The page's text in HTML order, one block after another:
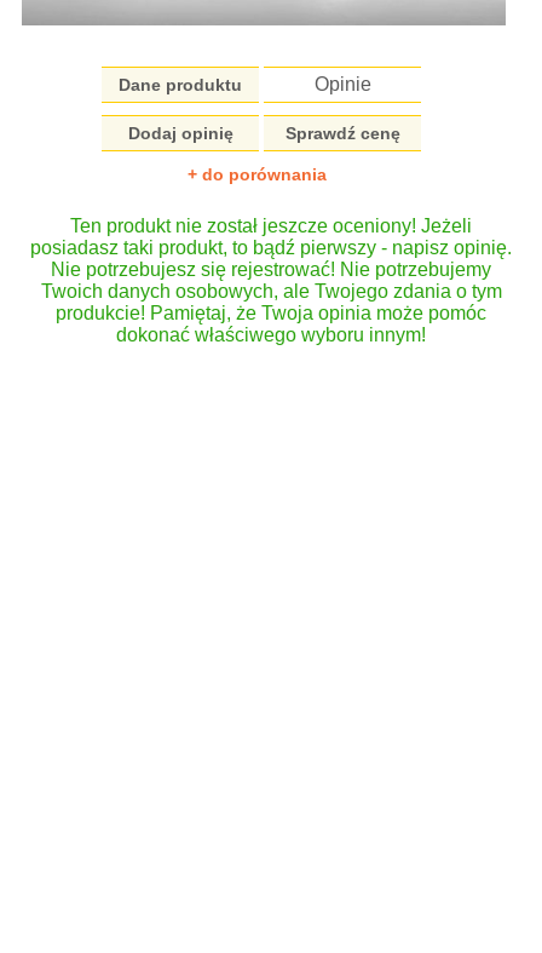
Dane produktu Opinie
Dodaj opinię Sprawdź cenę
+ do porównania
Ten produkt nie został jeszcze oceniony! Jeżeli
posiadasz taki produkt, to bądź pierwszy - napisz opinię.
Nie potrzebujesz się rejestrować! Nie potrzebujemy
Twoich danych osobowych, ale Twojego zdania o tym
produkcie! Pamiętaj, że Twoja opinia może pomóc
dokonać właściwego wyboru innym!